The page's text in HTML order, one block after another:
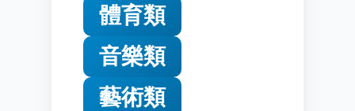
體育類
音樂類
藝術類